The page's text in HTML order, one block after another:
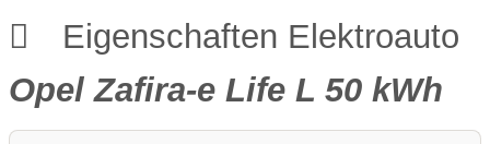
Eigenschaften Elektroauto
Opel Zafira-e Life L 50 kWh